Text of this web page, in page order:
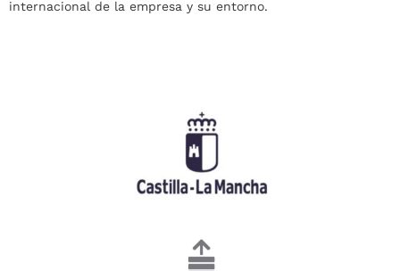
internacional de la empresa y su entorno.